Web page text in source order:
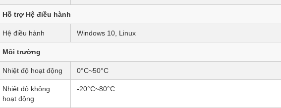
Hỗ trợ Hệ điều hành
Hệ điều hành Windows 10, Linux
Môi trường
Nhiệt độ hoạt động 0°C~50°C
Nhiệt độ không
hoạt động
-20°C~80°C